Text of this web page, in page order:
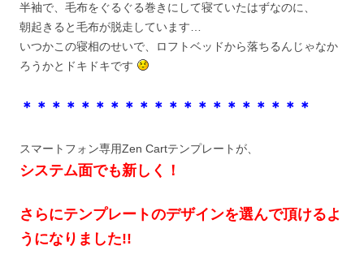
半袖で、毛布をぐるぐる巻きにして寝ていたはずなのに、
朝起きると毛布が脱走しています…
いつかこの寝相のせいで、ロフトベッドから落ちるんじゃなか
ろうかとドキドキです
＊＊＊＊＊＊＊＊＊＊＊＊＊＊＊＊＊＊＊＊
スマートフォン専用Zen Cartテンプレートが、
システム面でも新しく！
さらにテンプレートのデザインを選んで頂けるよ
うになりました!!